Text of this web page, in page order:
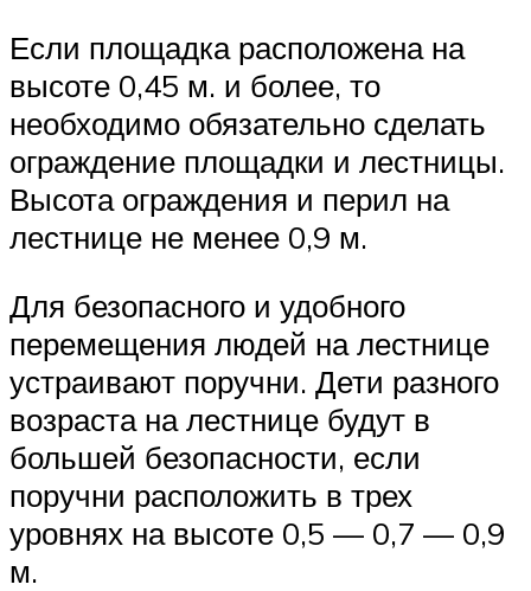
Если площадка расположена на
высоте 0,45 м. и более, то
необходимо обязательно сделать
ограждение площадки и лестницы.
Высота ограждения и перил на
лестнице не менее 0,9 м.
Для безопасного и удобного
перемещения людей на лестнице
устраивают поручни. Дети разного
возраста на лестнице будут в
большей безопасности, если
поручни расположить в трех
уровнях на высоте 0,5 — 0,7 — 0,9
м.